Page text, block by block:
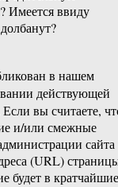
Имеется ввиду
в нашем
действующей
Если вы считаете,
и/или смежные
сайта
(URL)
будет в кратчайшие